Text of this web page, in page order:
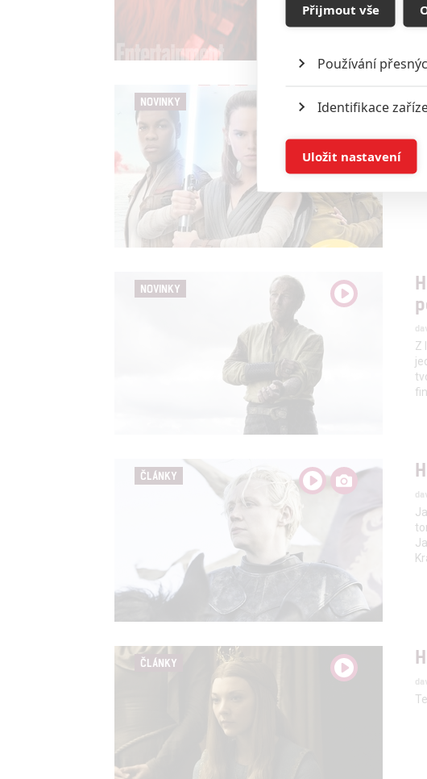
NOVINKY
NOVINKY
Z
ČLÁNKY
ČLÁNKY
Přijmout vše
Používání
Identifikace
Ukládání a/nebo
Reklama
Personalizovaný
Udělením souhlasu s
možnost: Zajištění
Poskytování a
Uložit nastavení